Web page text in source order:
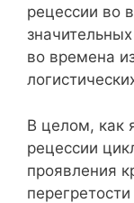
рецессии во
во времена
В целом, как
рецессии
проявления
перегретости